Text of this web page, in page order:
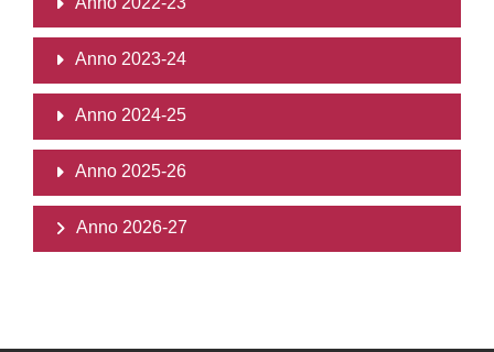
Anno 2023-24
Anno 2024-25
Anno 2025-26
Anno 2026-27